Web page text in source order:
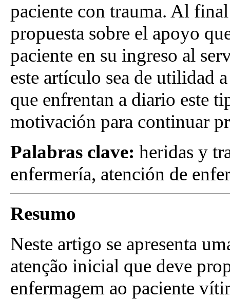
paciente con trauma. Al
propuesta sobre el apoyo
paciente en su ingreso al
este artículo sea de utilidad
que enfrentan a diario este
motivación para continuar
Palabras clave: heridas y
enfermería, atención de
Resumo
Neste artigo se apresenta
atenção inicial que deve
enfermagem ao paciente